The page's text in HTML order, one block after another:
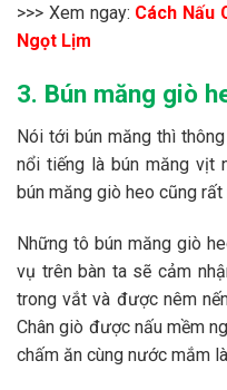
>>> Xem ngay: Cách Nấu
Ngọt Lịm
3. Bún măng giò
Nói tới bún măng thì
nổi tiếng là bún măng vịt
bún măng giò heo cũng rất
Những tô bún măng giò
vụ trên bàn ta sẽ cảm
trong vắt và được nêm
Chân giò được nấu mềm
chấm ăn cùng nước mắm